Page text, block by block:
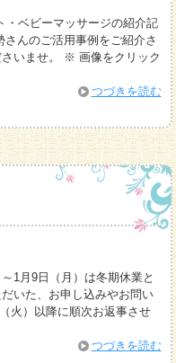
・ベビーマッサージの紹介記
んのご活用事例をご紹介さ
いませ。 ※ 画像をクリック
つづきを読む
1月9日（月）は冬期休業と
いた、お申し込みやお問い
火）以降に順次お返事させ
つづきを読む